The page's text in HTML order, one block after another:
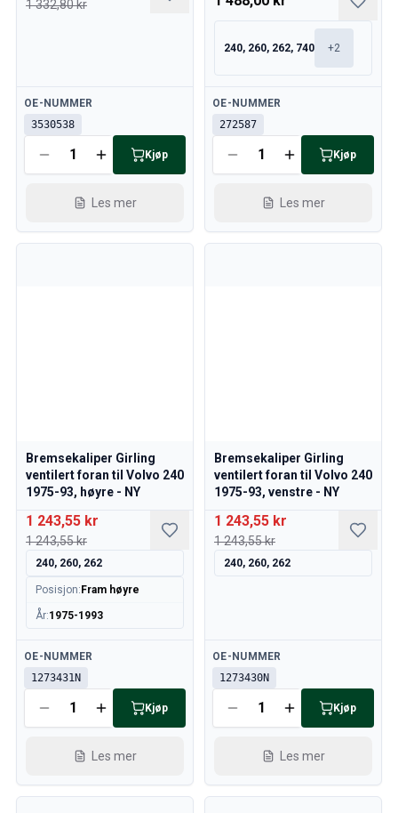
1 332,80 kr
Tilgjengelig
OE-NUMMER
3530538
Kjøp
Les mer
240, 260, 262, 740 +2
Tilgjengelig
OE-NUMMER
272587
Kjøp
Les mer
Bremsekaliper Girling
ventilert foran til Volvo 240
1975-93, høyre - NY
1 243,55 kr
1 243,55 kr
240, 260, 262
Posisjon: Fram høyre
År:1975-1993
Tilgjengelig
OE-NUMMER
1273431N
Kjøp
Les mer
Bremsekaliper Girling
ventilert foran til Volvo 240
1975-93, venstre - NY
1 243,55 kr
1 243,55 kr
240, 260, 262
Tilgjengelig
OE-NUMMER
1273430N
Kjøp
Les mer